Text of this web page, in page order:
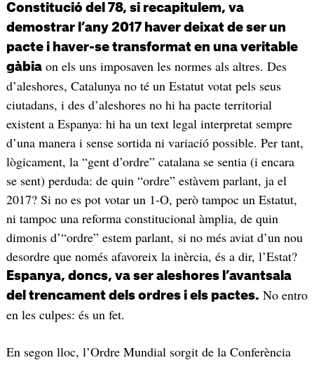
Constitució del 78, si recapitulem, va
demostrar l’any 2017 haver deixat de ser un
pacte i haver-se transformat en una veritable
gàbiaon els uns imposaven les normes als altres. Des
d’aleshores, Catalunya no té un Estatut votat pels seus
ciutadans, i des d’aleshores no hi ha pacte territorial
existent a Espanya: hi ha un text legal interpretat sempre
d’una manera i sense sortida ni variació possible. Per tant,
lògicament, la “gent d’ordre” catalana se sentia (i encara
se sent) perduda: de quin “ordre” estàvem parlant, ja el
2017? Si no es pot votar un 1-O, però tampoc un Estatut,
ni tampoc una reforma constitucional àmplia, de quin
dimonis d’“ordre” estem parlant, si no més aviat d’un nou
desordre que només afavoreix la inèrcia, és a dir, l’Estat?
Espanya, doncs, va ser aleshores l’avantsala
del trencament dels ordres i els pactes. No entro
en les culpes: és un fet.
En segon lloc, l’Ordre Mundial sorgit de la Conferència